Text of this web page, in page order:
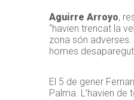
Aguirre Arroyo,
“havien trencat la
zona són
homes
El 5 de gener
Palma. L’havien